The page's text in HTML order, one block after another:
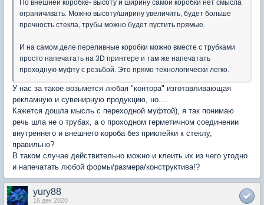
По внешней коробке- высоту и ширину самой коробки нет смысла
ограничивать. Можно высоту/ширину увеличить, будет больше
прочность стекла, трубы можно будет пустить прямые.
И на самом деле переливные коробки можно вместе с трубками
просто напечатать на 3D принтере и там же напечатать
проходную муфту с резьбой. Это прямо технологически легко.
У нас за такое возьмется любая "контора" изготавливающая
рекламную и сувенирную продукцию, но....
Кажется дошла мысль с переходной муфтой), я так понимаю
речь шла не о трубах, а о проходном герметичном соединении
внутреннего и внешнего короба без приклейки к стеклу,
правильно?
В таком случае действительно можно и клеить их из чего угодно
и напечатать любой формы/размера/конструктива!?
yury88
16 дек 2020